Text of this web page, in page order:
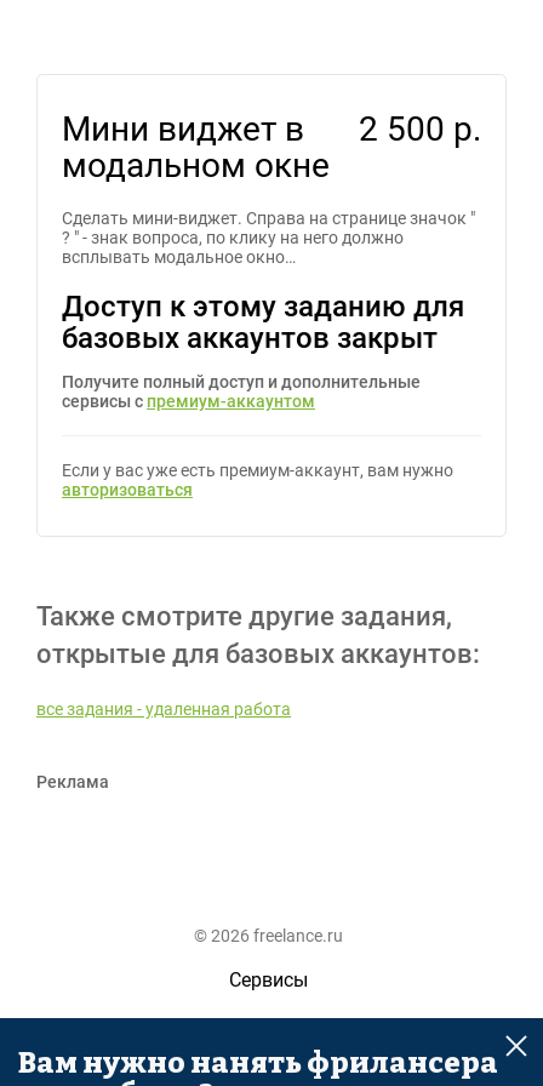
Мини виджет в
модальном окне
2 500 р.
Сделать мини-виджет. Справа на странице значок "
? " - знак вопроса, по клику на него должно
всплывать модальное окно…
Доступ к этому заданию для
базовых аккаунтов закрыт
Получите полный доступ и дополнительные
сервисы с премиум-аккаунтом
Если у вас уже есть премиум-аккаунт, вам нужно
авторизоваться
Также смотрите другие задания,
открытые для базовых аккаунтов:
все задания - удаленная работа
Реклама
© 2026 freelance.ru
Сервисы
Помощь
Поиск
Вам нужно нанять фрилансера